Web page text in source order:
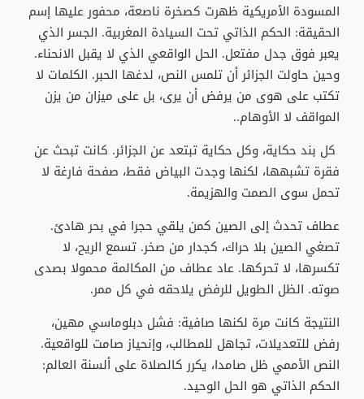
المسودة الأمريكية ظهرت كصخرة ناصعة، محفور عليها إسم
الحقيقة: الحكم الذاتي تحت السيادة المغربية. الجسر الذي
يعبر فوق جدل مفتعل. الحل الواقعي الذي لا يقبل الانحناء.
وحين حاولت الجزائر أن تلمس النص، لدغها الحبر. الكلمات لا
تكتب على هوى من يرفض أن يرى، بل على ميزان من يزن
المواقف لا الأوهام..
كل بند حكاية، وكل حكاية تبتعد عن الجزائر. كانت تبحث عن
فقرة تشبهها، لكنها وجدت البياض فقط، صفحة فارغة لا
تحمل سوى الصمت والهزيمة.
عطاف تحدث إلى الصين كمن يلقي حجرا في بحر هادئ.
تصغي الصين بلا حراك، كجدار من صخر. تسمع الريح، لا
تكسرها، لا تحركها. عاد عطاف من المكالمة محمولا بصدى
صوته. الظل الطويل للرفض يلاحقه في كل ممر.
النتيجة كانت مرة لكنها صافية: فشل دبلوماسي مهين،
رفض للتعديلات، تجاهل للمطالب، وإنحياز صامت للواقعية.
النص الأممي ظل صامدا، يكرر كالصلاة على ألسنة العالم:
الحكم الذاتي هو الحل الوحيد.